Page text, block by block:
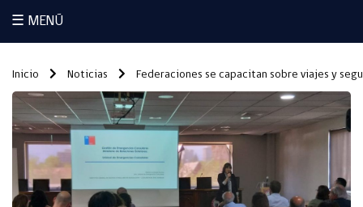
☰ MENÚ
Inicio Noticias Federaciones se capacitan sobre viajes y